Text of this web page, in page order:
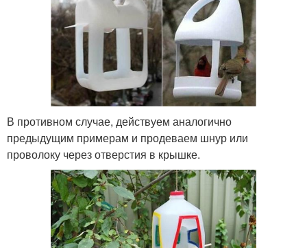
В противном случае, действуем аналогично
предыдущим примерам и продеваем шнур или
проволоку через отверстия в крышке.